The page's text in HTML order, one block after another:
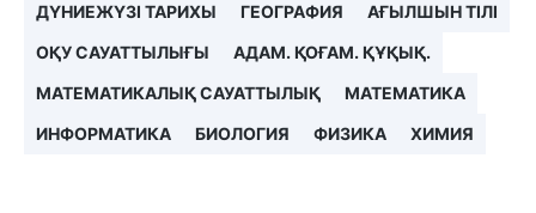
ДҮНИЕЖҮЗІ ТАРИХЫ
ГЕОГРАФИЯ
АҒЫЛШЫН ТІЛІ
ОҚУ САУАТТЫЛЫҒЫ
АДАМ. ҚОҒАМ. ҚҰҚЫҚ.
МАТЕМАТИКАЛЫҚ САУАТТЫЛЫҚ
МАТЕМАТИКА
ИНФОРМАТИКА
БИОЛОГИЯ ФИЗИКА ХИМИЯ